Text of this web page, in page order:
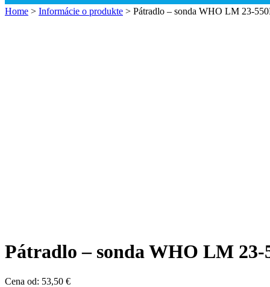
Home > Informácie o produkte > Pátradlo – sonda WHO LM 23-
Pátradlo – sonda WHO LM 23-
Cena od: 53,50 €